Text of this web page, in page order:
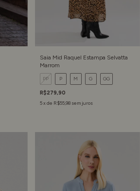
Saia Mid Raquel Estampa Selvatta
Marrom
PP P M G GG
R$279,90
5x de R$55,98 sem juros